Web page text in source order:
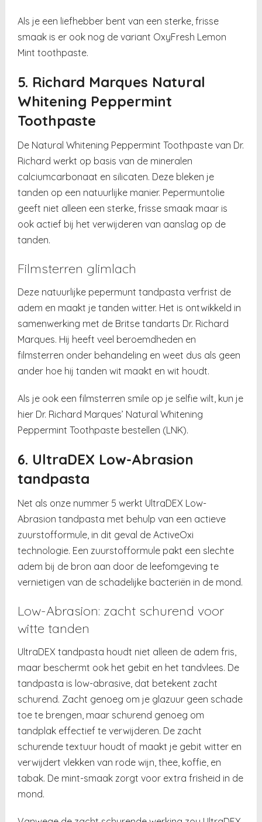
Als je een liefhebber bent van een sterke, frisse
smaak is er ook nog de variant OxyFresh Lemon
Mint toothpaste.
5. Richard Marques Natural
Whitening Peppermint
Toothpaste
De Natural Whitening Peppermint Toothpaste van Dr.
Richard werkt op basis van de mineralen
calciumcarbonaat en silicaten. Deze bleken je
tanden op een natuurlijke manier. Pepermuntolie
geeft niet alleen een sterke, frisse smaak maar is
ook actief bij het verwijderen van aanslag op de
tanden.
Filmsterren glimlach
Deze natuurlijke pepermunt tandpasta verfrist de
adem en maakt je tanden witter. Het is ontwikkeld in
samenwerking met de Britse tandarts Dr. Richard
Marques. Hij heeft veel beroemdheden en
filmsterren onder behandeling en weet dus als geen
ander hoe hij tanden wit maakt en wit houdt.
Als je ook een filmsterren smile op je selfie wilt, kun je
hier Dr. Richard Marques’ Natural Whitening
Peppermint Toothpaste bestellen (LNK).
6. UltraDEX Low-Abrasion
tandpasta
Net als onze nummer 5 werkt UltraDEX Low-
Abrasion tandpasta met behulp van een actieve
zuurstofformule, in dit geval de ActiveOxi
technologie. Een zuurstofformule pakt een slechte
adem bij de bron aan door de leefomgeving te
vernietigen van de schadelijke bacteriën in de mond.
Low-Abrasion: zacht schurend voor
witte tanden
UltraDEX tandpasta houdt niet alleen de adem fris,
maar beschermt ook het gebit en het tandvlees. De
tandpasta is low-abrasive, dat betekent zacht
schurend. Zacht genoeg om je glazuur geen schade
toe te brengen, maar schurend genoeg om
tandplak effectief te verwijderen. De zacht
schurende textuur houdt of maakt je gebit witter en
verwijdert vlekken van rode wijn, thee, koffie, en
tabak. De mint-smaak zorgt voor extra frisheid in de
mond.